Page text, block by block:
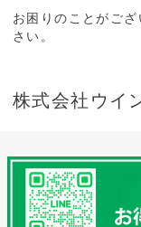
お困りのことがご
さい。
株式会社ウイ